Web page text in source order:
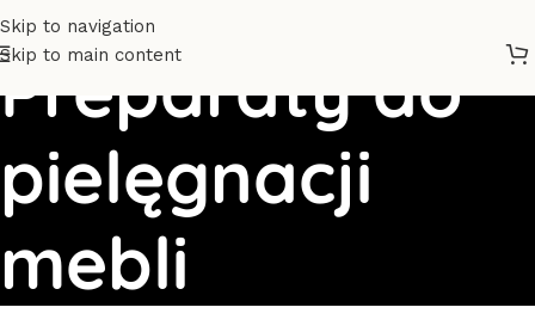
Skip to navigation
Skip to main content
Preparaty do
pielęgnacji
mebli